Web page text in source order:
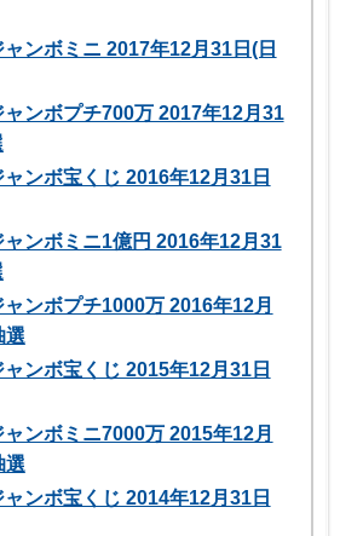
ンボミニ 2017年12月31日(日
ンボプチ700万 2017年12月31
ンボ宝くじ 2016年12月31日
ンボミニ1億円 2016年12月31
ンボプチ1000万 2016年12月
選
ンボ宝くじ 2015年12月31日
ンボミニ7000万 2015年12月
選
ンボ宝くじ 2014年12月31日